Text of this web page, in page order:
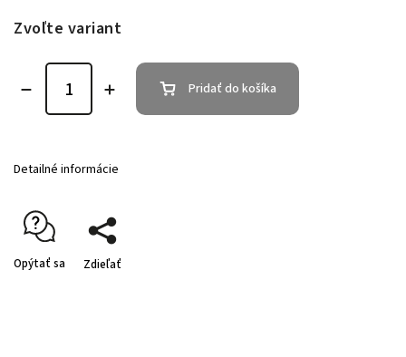
Zvoľte variant
Pridať do košíka
Detailné informácie
Opýtať sa Zdieľať